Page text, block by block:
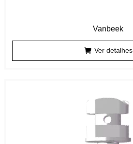
Vanbeek
Ver detalhes